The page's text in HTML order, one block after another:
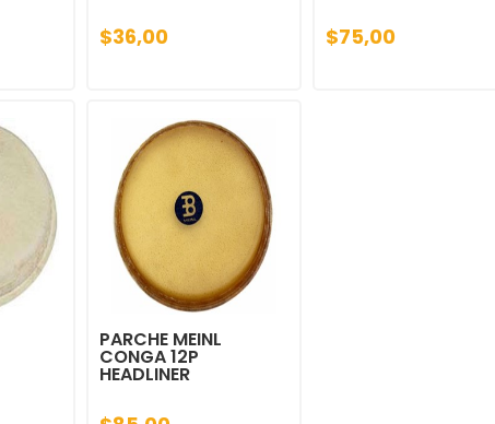
$36,00 $75,00
PARCHE MEINL
CONGA 12P
HEADLINER